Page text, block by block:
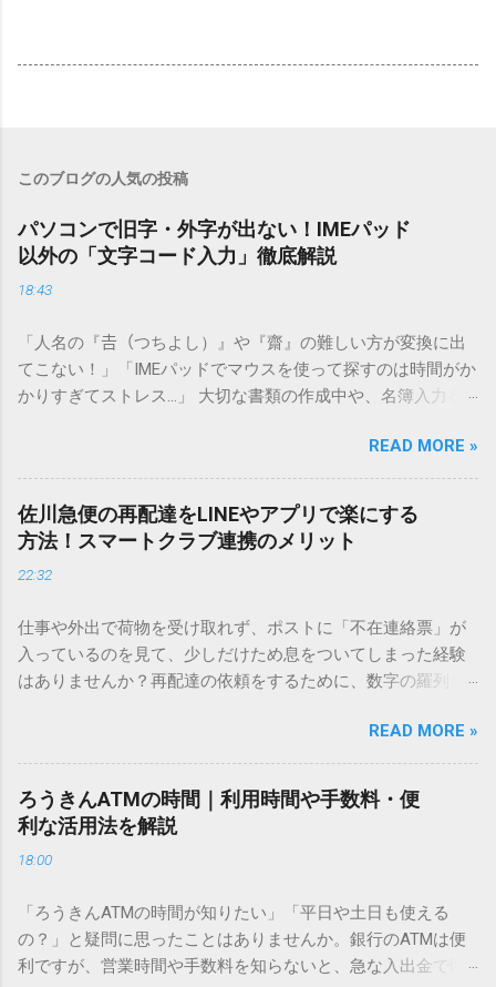
このブログの人気の投稿
パソコンで旧字・外字が出ない！IMEパッド
以外の「文字コード入力」徹底解説
18:43
「人名の『𠮷（つちよし）』や『齋』の難しい方が変換に出
てこない！」「IMEパッドでマウスを使って探すのは時間がか
かりすぎてストレス…」 大切な書類の作成中や、名簿入力を
てしまいますよね。多くの人が「IMEパッド（手書き入力）」
を使いますが、実はマウスで一画ずつ書くのは非効率です
し、似た漢字が多すぎて結局見つからないことも少なくあり
ません。 そこで今回は、IMEパッドを使わずに、特定のコー
ドを打ち込むだけで一瞬で旧字や外字、特殊記号を呼び出す
「文字コード入力」のテクニックを詳しく解説します。 この
必要はありません。 1. なぜ「変換」しても旧字・外字が出て
こないのか？ そもそも、なぜ普通の変換で出てこない漢字が
あるのでしょうか。その理由は、パソコンが文字を認識する
は、JIS規格（日本産業規格）によって「第1水準」「第2水
準」といった形で整理されています。しかし、人名や地名に
使われる非常に古い漢字（旧字）や、特定の組織だけで作ら
れた「外字」は、この一般的な変換リストに含まれていない
ン上のすべての文字には、いわば「住所」のような番号が割
り振られています。変換候補に出ない文字でも、この住所
（コード）を直接指定すれば、確実に呼び出すことができる
のです。 2. Windows標準機能！文字コードで漢字を出す「16
READ MORE »
佐川急便の再配達をLINEやアプリで楽にする
方法！スマートクラブ連携のメリット
22:32
仕事や外出で荷物を受け取れず、ポストに「不在連絡票」が
入っているのを見て、少しだけため息をついてしまった経験
はありませんか？再配達の依頼をするために、数字の羅列を
ことに申し訳なさを感じたりすることもあるかもしれませ
ん。 「もっとスムーズに、自分のタイミングで受け取りた
い」 「わざわざ電話をかけずに、スマホ一つで完結させた
い」 そんな願いを叶えてくれるのが、佐川急便の会員制サー
ビス「スマートクラブ」と、LINEや公式アプリの連携です。
これらを活用するだけで、再配達のストレスは驚くほど軽く
受け取り術と、連携による具体的なメリットを徹底解説しま
す。 佐川急便の再配達が劇的に変わる「スマートクラブ」と
は？ まず押さえておきたいのが、佐川急便の個人向け無料会
READ MORE »
ろうきんATMの時間｜利用時間や手数料・便
利な活用法を解説
18:00
「ろうきんATMの時間が知りたい」「平日や土日も使える
の？」と疑問に思ったことはありませんか。銀行のATMは便
利ですが、営業時間や手数料を知らないと、急な入出金で困